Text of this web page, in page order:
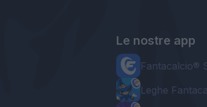
Le nostre app
Fantacalcio®
Leghe